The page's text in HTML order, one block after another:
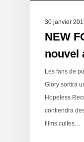
30 janvier
NEW
nouvel
Les fans de
Glory sortira
Hopeless
contiendra
films cultes…